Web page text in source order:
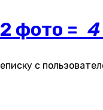
фото = 4
с